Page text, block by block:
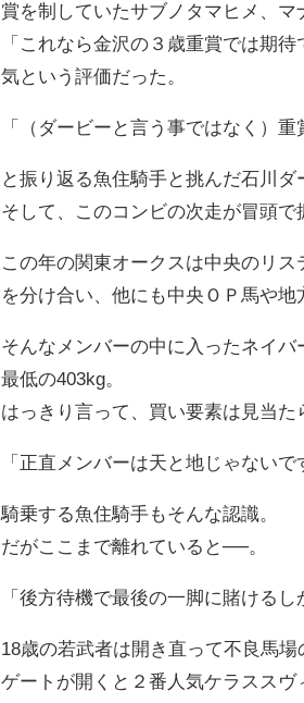
賞を制していたサブノタマヒメ、マ
「これなら金沢の３歳重賞では期
気という評価だった。
「（ダービーと言う事ではなく）
と振り返る魚住騎手と挑んだ石川ダ
そして、このコンビの次走が冒頭
この年の関東オークスは中央のリ
を分け合い、他にも中央ＯＰ馬や地
そんなメンバーの中に入ったネイ
最低の403kg。
はっきり言って、買い要素は見当た
「正直メンバーは天と地じゃない
騎乗する魚住騎手もそんな認識。
だがここまで離れていると──。
「後方待機で最後の一脚に賭ける
18歳の若武者は開き直って不良馬場
ゲートが開くと２番人気ケラススヴ